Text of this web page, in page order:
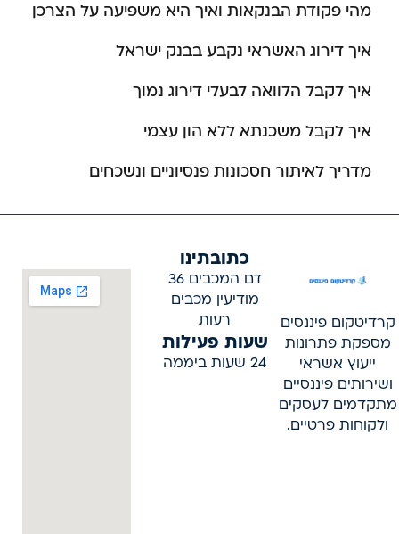
מהי פקודת הבנקאות ואיך היא משפיעה על הצרכן
איך דירוג האשראי נקבע בבנק ישראל
איך לקבל הלוואה לבעלי דירוג נמוך
איך לקבל משכנתא ללא הון עצמי
מדריך לאיתור חסכונות פנסיוניים ונשכחים
קרדיטקום פיננסים
מספקת פתרונות
ייעוץ אשראי
ושירותים פיננסיים
מתקדמים לעסקים
ולקוחות פרטיים.
כתובתינו
דם המכבים 36
מודיעין מכבים
רעות
שעות פעילות
24 שעות ביממה